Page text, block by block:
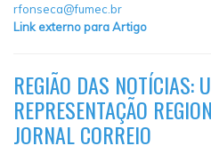
rfonseca@fumec.br
Link externo para Artigo
REGIÃO DAS NOTÍCIAS:
REPRESENTAÇÃO
JORNAL CORREIO